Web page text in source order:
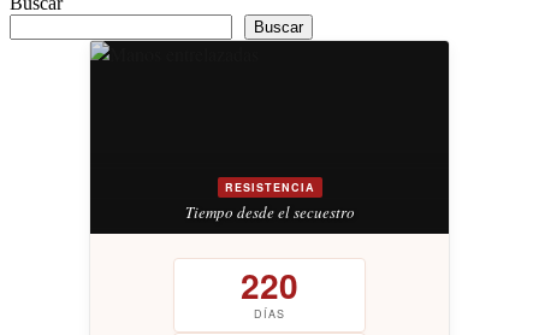
entradas
Buscar
RESISTENCIA
Tiempo desde el secuestro
220
DÍAS